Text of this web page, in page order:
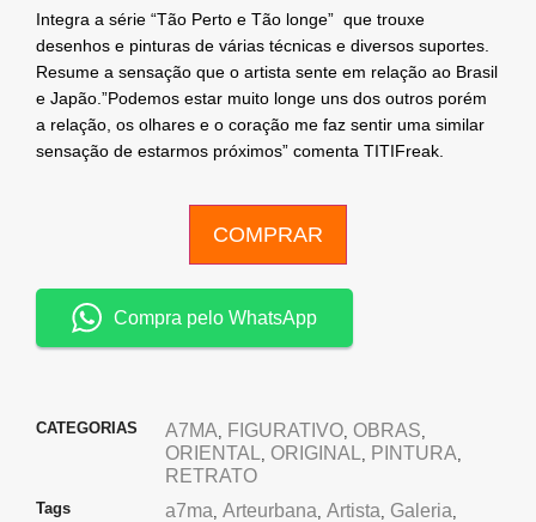
Integra a série “Tão Perto e Tão longe” que trouxe
desenhos e pinturas de várias técnicas e diversos suportes.
Resume a sensação que o artista sente em relação ao Brasil
e Japão.”Podemos estar muito longe uns dos outros porém
a relação, os olhares e o coração me faz sentir uma similar
sensação de estarmos próximos” comenta TITIFreak.
COMPRAR
Compra pelo WhatsApp
CATEGORIAS A7MA, FIGURATIVO, OBRAS,
ORIENTAL, ORIGINAL, PINTURA,
RETRATO
Tags a7ma, Arteurbana, Artista, Galeria,